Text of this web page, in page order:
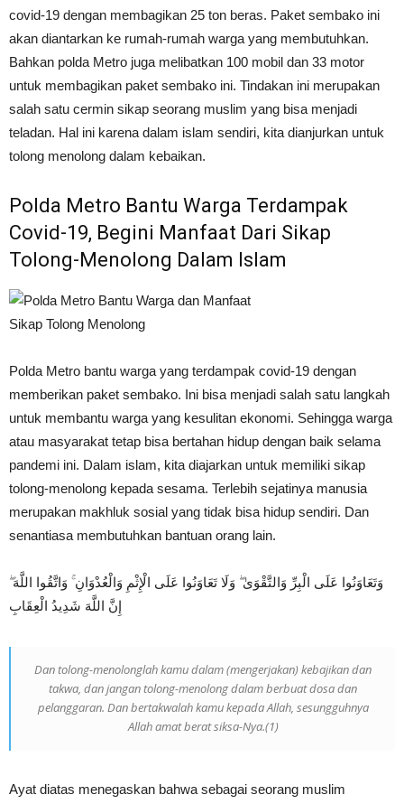
covid-19 dengan membagikan 25 ton beras. Paket sembako ini
akan diantarkan ke rumah-rumah warga yang membutuhkan.
Bahkan polda Metro juga melibatkan 100 mobil dan 33 motor
untuk membagikan paket sembako ini. Tindakan ini merupakan
salah satu cermin sikap seorang muslim yang bisa menjadi
teladan. Hal ini karena dalam islam sendiri, kita dianjurkan untuk
tolong menolong dalam kebaikan.
Polda Metro Bantu Warga Terdampak
Covid-19, Begini Manfaat Dari Sikap
Tolong-Menolong Dalam Islam
Polda Metro bantu warga yang terdampak covid-19 dengan
memberikan paket sembako. Ini bisa menjadi salah satu langkah
untuk membantu warga yang kesulitan ekonomi. Sehingga warga
atau masyarakat tetap bisa bertahan hidup dengan baik selama
pandemi ini. Dalam islam, kita diajarkan untuk memiliki sikap
tolong-menolong kepada sesama. Terlebih sejatinya manusia
merupakan makhluk sosial yang tidak bisa hidup sendiri. Dan
senantiasa membutuhkan bantuan orang lain.
وَتَعَاوَنُوا عَلَى الْبِرِّ وَالتَّقْوَىٰ ۖ وَلَا تَعَاوَنُوا عَلَى الْإِثْمِ وَالْعُدْوَانِ ۚ وَاتَّقُوا اللَّهَ ۖ
إِنَّ اللَّهَ شَدِيدُ الْعِقَابِ
Dan tolong-menolonglah kamu dalam (mengerjakan) kebajikan dan
takwa, dan jangan tolong-menolong dalam berbuat dosa dan
pelanggaran. Dan bertakwalah kamu kepada Allah, sesungguhnya
Allah amat berat siksa-Nya.(1)
Ayat diatas menegaskan bahwa sebagai seorang muslim